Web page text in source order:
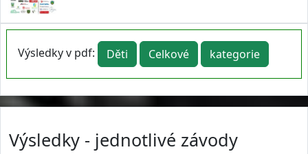
Výsledky v pdf: Děti Celkové kategorie
Výsledky - jednotlivé závody